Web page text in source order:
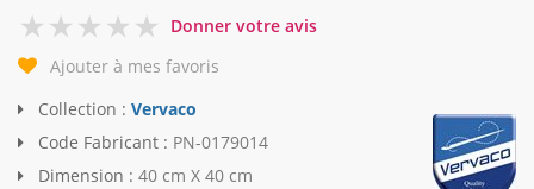
0
Donner votre avis
Ajouter à mes favoris
Collection : Vervaco
Code Fabricant : PN-0179014
Dimension : 40 cm X 40 cm